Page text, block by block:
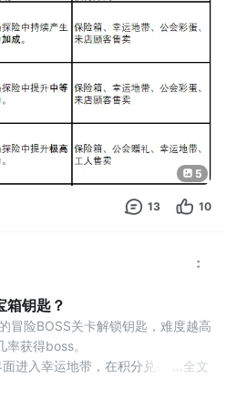
功？
的表情是绿色，很大概率可以挑战
压越大；
考
5
13 10
箱钥匙？
掉落概率越大，打过BOSS有几率获得boss‌。
全文